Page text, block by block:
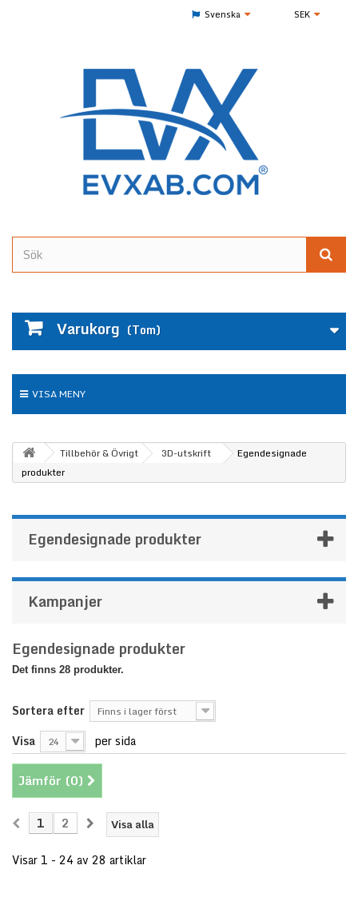
SEK
Svenska
Varukorg (Tom)
VISA MENY
Tillbehör & Övrigt 3D-utskrift
Egendesignade
produkter
Egendesignade produkter
Kampanjer
Egendesignade produkter
Det finns 28 produkter.
Sortera efter Finns i lager först
Visa 24 per sida
Jämför (0)
Visa alla
1
2
Visar 1 - 24 av 28 artiklar